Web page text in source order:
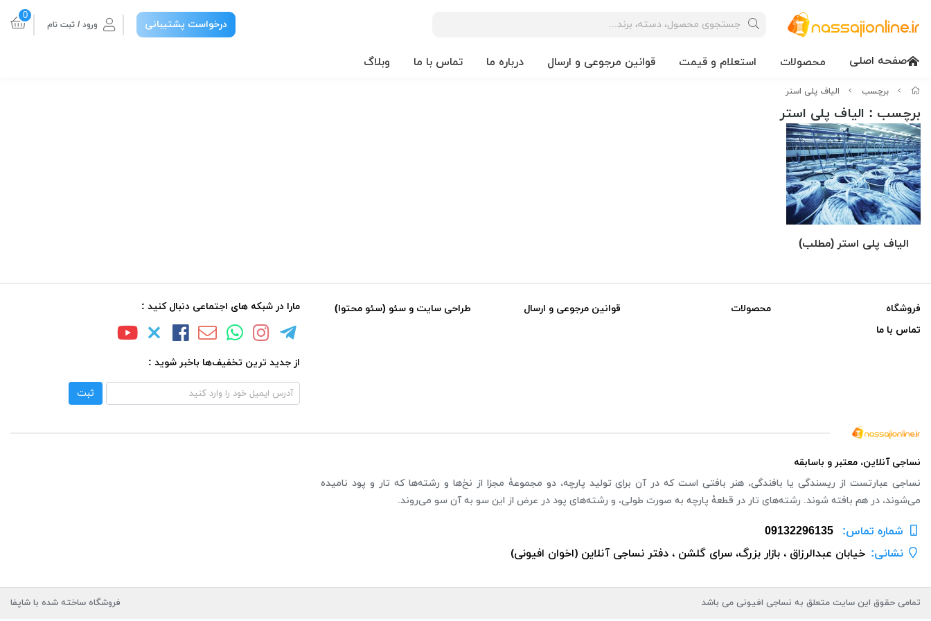
درخواست پشتیبانی ورود / ثبت نام
0
صفحه اصلی محصولات استعلام و قیمت قوانین مرجوعی و ارسال درباره ما تماس با ما وبلاگ
برچسب الیاف پلی استر
برچسب : الیاف پلی استر
الیاف پلی استر (مطلب)
فروشگاه محصولات قوانین مرجوعی و ارسال
طراحی سایت و سئو (سئو محتوا)
تماس با ما
مارا در شبکه های اجتماعی دنبال کنید :
از جدید ترین تخفیف‌ها باخبر شوید :
ثبت
نساجی آنلاین، معتبر و باسابقه
نساجی عبارتست از ریسندگی یا بافندگی، هنر بافتی است که در آن برای تولید پارچه، دو مجموعهٔ مجزا از نخ‌ها و رشته‌ها که تار و پود نامیده
می‌شوند، در هم بافته شوند. رشته‌های تار در قطعهٔ پارچه به صورت طولی، و رشته‌های پود در عرض از این سو به آن سو می‌روند.
شماره تماس‌:
09132296135
نشانی: خیابان عبدالرزاق ، بازار بزرگ، سرای گلشن ، دفتر نساجی آنلاین (اخوان افیونی)
تمامی حقوق این سایت متعلق به نساجی افیونی می باشد فروشگاه ساخته شده با شاپفا